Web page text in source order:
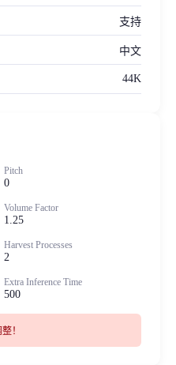
支持
中文
44K
Pitch
0
Volume Factor
1.25
Harvest Processes
2
Extra Inference Time
500
！